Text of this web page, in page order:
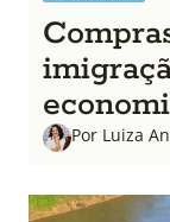
Por Luiza